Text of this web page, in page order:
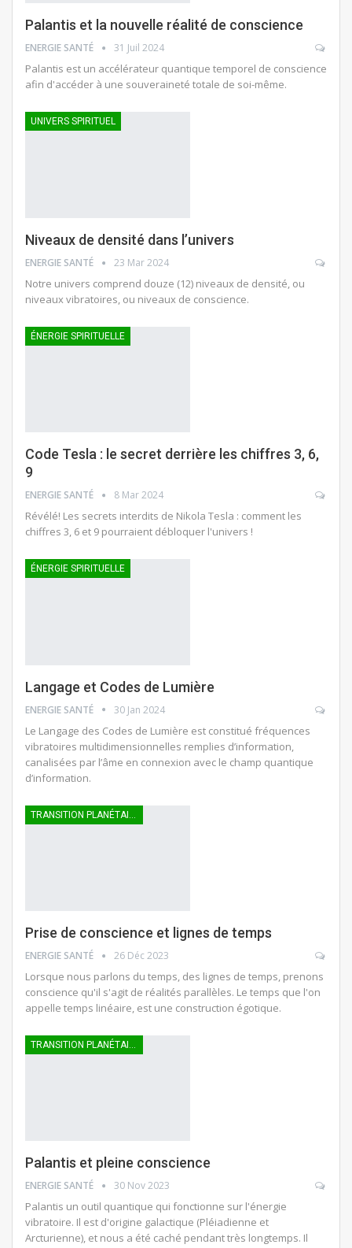
Palantis et la nouvelle réalité de conscience
ENERGIE SANTÉ 31 Juil 2024
Palantis est un accélérateur quantique temporel de conscience
afin d'accéder à une souveraineté totale de soi-même.
UNIVERS SPIRITUEL
Niveaux de densité dans l’univers
ENERGIE SANTÉ 23 Mar 2024
Notre univers comprend douze (12) niveaux de densité, ou
niveaux vibratoires, ou niveaux de conscience.
ÉNERGIE SPIRITUELLE
Code Tesla : le secret derrière les chiffres 3, 6,
9
ENERGIE SANTÉ 8 Mar 2024
Révélé! Les secrets interdits de Nikola Tesla : comment les
chiffres 3, 6 et 9 pourraient débloquer l'univers !
ÉNERGIE SPIRITUELLE
Langage et Codes de Lumière
ENERGIE SANTÉ 30 Jan 2024
Le Langage des Codes de Lumière est constitué fréquences
vibratoires multidimensionnelles remplies d’information,
canalisées par l’âme en connexion avec le champ quantique
d’information.
Prise de conscience et lignes de temps
ENERGIE SANTÉ 26 Déc 2023
Lorsque nous parlons du temps, des lignes de temps, prenons
conscience qu'il s'agit de réalités parallèles. Le temps que l'on
appelle temps linéaire, est une construction égotique.
TRANSITION PLANÉTAIRE
Palantis et pleine conscience
ENERGIE SANTÉ 30 Nov 2023
Palantis un outil quantique qui fonctionne sur l'énergie
vibratoire. Il est d'origine galactique (Pléiadienne et
Arcturienne), et nous a été caché pendant très longtemps. Il